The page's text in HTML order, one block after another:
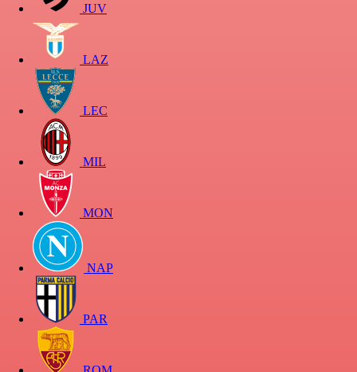
JUV
LAZ
LEC
MIL
MON
NAP
PAR